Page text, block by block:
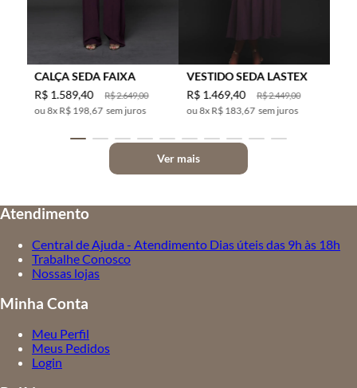
CALÇA SEDA FAIXA
R$2.649,00
R$ 1.589,40
8x R$ 198,67 sem juros
VESTIDO SEDA LASTEX
R$2.449,00
R$ 1.469,40
8x R$ 183,67 sem juros
Ver mais
Atendimento
Central de Ajuda - Atendimento Dias úteis das 9h às 18h
Trabalhe Conosco
Nossas lojas
Minha Conta
Meu Perfil
Meus Pedidos
Login